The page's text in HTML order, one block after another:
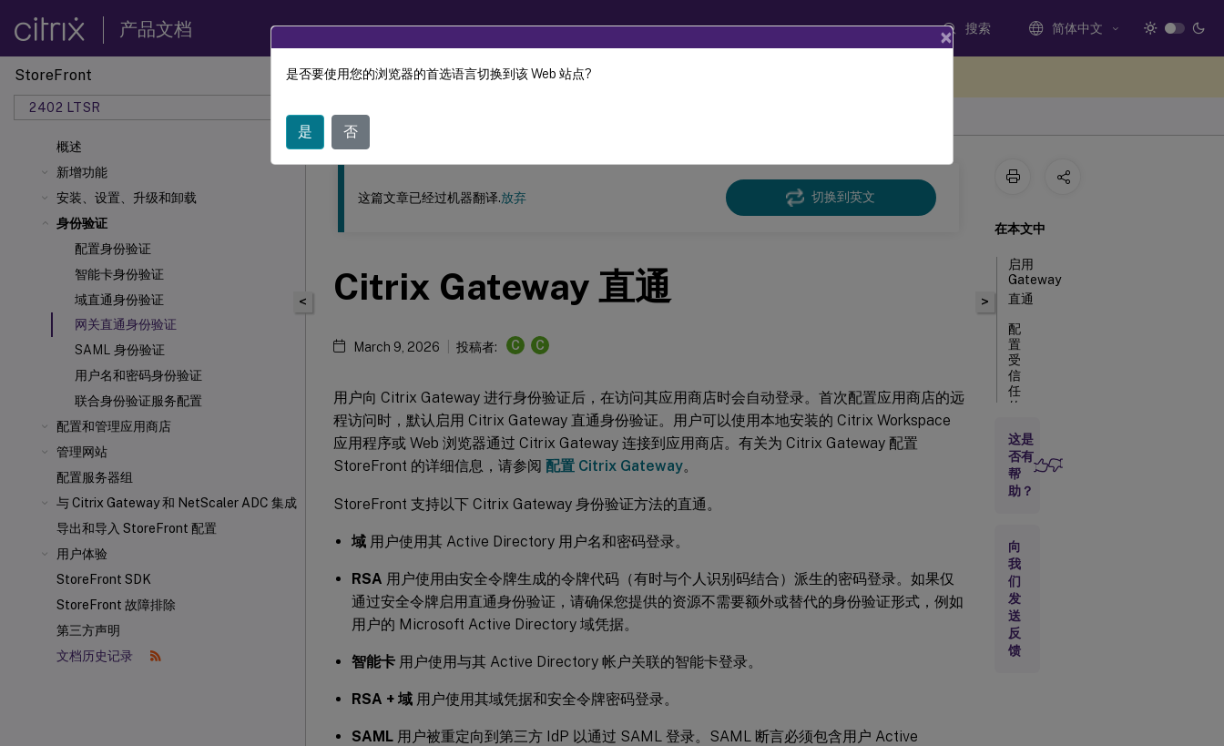
产品文档 搜索 简体中文
StoreFront
2402 LTSR
概述
新增功能
安装、设置、升级和卸载
身份验证
配置身份验证
智能卡身份验证
域直通身份验证
网关直通身份验证
SAML 身份验证
用户名和密码身份验证
联合身份验证服务配置
配置和管理应用商店
管理网站
配置服务器组
与 Citrix Gateway 和 NetScaler ADC 集成
导出和导入 StoreFront 配置
用户体验
StoreFront SDK
StoreFront 故障排除
第三方声明
文档历史记录
此内容已经过机器动态翻译。
<
这篇文章已经过机器翻译.放弃 切换到英文
Citrix Gateway 直通
March 9, 2026 投稿者: C C
用户向 Citrix Gateway 进行身份验证后，在访问其应用商店时会自动登录。首次配置应用商店的远
程访问时，默认启用 Citrix Gateway 直通身份验证。用户可以使用本地安装的 Citrix Workspace
应用程序或 Web 浏览器通过 Citrix Gateway 连接到应用商店。有关为 Citrix Gateway 配置
StoreFront 的详细信息，请参阅 配置 Citrix Gateway。
StoreFront 支持以下 Citrix Gateway 身份验证方法的直通。
域 用户使用其 Active Directory 用户名和密码登录。
RSA 用户使用由安全令牌生成的令牌代码（有时与个人识别码结合）派生的密码登录。如果仅
通过安全令牌启用直通身份验证，请确保您提供的资源不需要额外或替代的身份验证形式，例如
用户的 Microsoft Active Directory 域凭据。
智能卡 用户使用与其 Active Directory 帐户关联的智能卡登录。
RSA + 域 用户使用其域凭据和安全令牌密码登录。
SAML 用户被重定向到第三方 IdP 以通过 SAML 登录。SAML 断言必须包含用户 Active
>
在本文中
启用
Gateway
直通
配
置
受
信
任
的
户
域
委
份
验
证
密
码
验
这是
否有
帮
助？
向
我
们
发
送
反
馈
×
是否要使用您的浏览器的首选语言切换到该 Web 站点?
是 否